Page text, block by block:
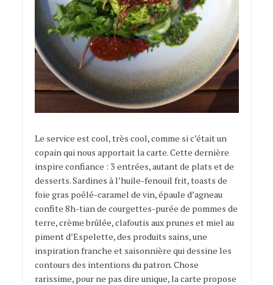
Le service est cool, très cool, comme si c’était un
copain qui nous apportait la carte. Cette dernière
inspire confiance : 3 entrées, autant de plats et de
desserts. Sardines à l’huile-fenouil frit, toasts de
foie gras poêlé-caramel de vin, épaule d’agneau
confite 8h-tian de courgettes-purée de pommes de
terre, crème brûlée, clafoutis aux prunes et miel au
piment d’Espelette, des produits sains, une
inspiration franche et saisonnière qui dessine les
contours des intentions du patron. Chose
rarissime, pour ne pas dire unique, la carte propose